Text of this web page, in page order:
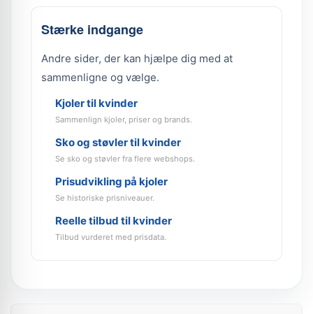
Stærke indgange
Andre sider, der kan hjælpe dig med at
sammenligne og vælge.
Kjoler til kvinder
Sammenlign kjoler, priser og brands.
Sko og støvler til kvinder
Se sko og støvler fra flere webshops.
Prisudvikling på kjoler
Se historiske prisniveauer.
Reelle tilbud til kvinder
Tilbud vurderet med prisdata.